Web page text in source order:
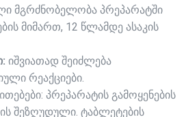
მგრძნობელობა პრეპარატში
მიმართ, 12 წლამდე ასაკის
იშვიათად შეიძლება
რეაქციები.
პრეპარატის გამოყენების
შეზღუდული. ტაბლეტების